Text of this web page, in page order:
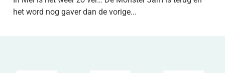
het word nog gaver dan de vorige...